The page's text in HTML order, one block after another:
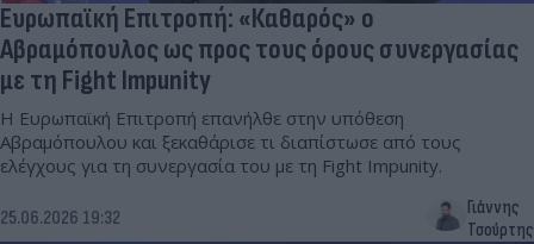
Ευρωπαϊκή Επιτροπή: «Καθαρός» ο
Αβραμόπουλος ως προς τους όρους συνεργασίας
με τη Fight Impunity
Η Ευρωπαϊκή Επιτροπή επανήλθε στην υπόθεση
Αβραμόπουλου και ξεκαθάρισε τι διαπίστωσε από τους
ελέγχους για τη συνεργασία του με τη Fight Impunity.
25.06.2026 19:32
Γιάννης
Τσούρτης